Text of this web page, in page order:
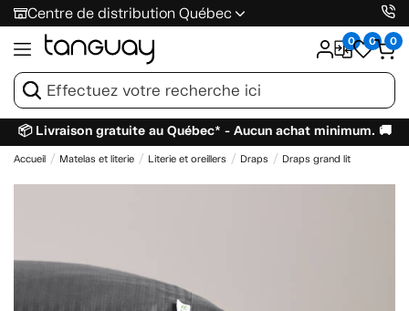
Centre de distribution Québec
0 0 0
📦 Livraison gratuite au Québec* - Aucun achat minimum. 🚚
Accueil Matelas et literie Literie et oreillers Draps Draps grand lit